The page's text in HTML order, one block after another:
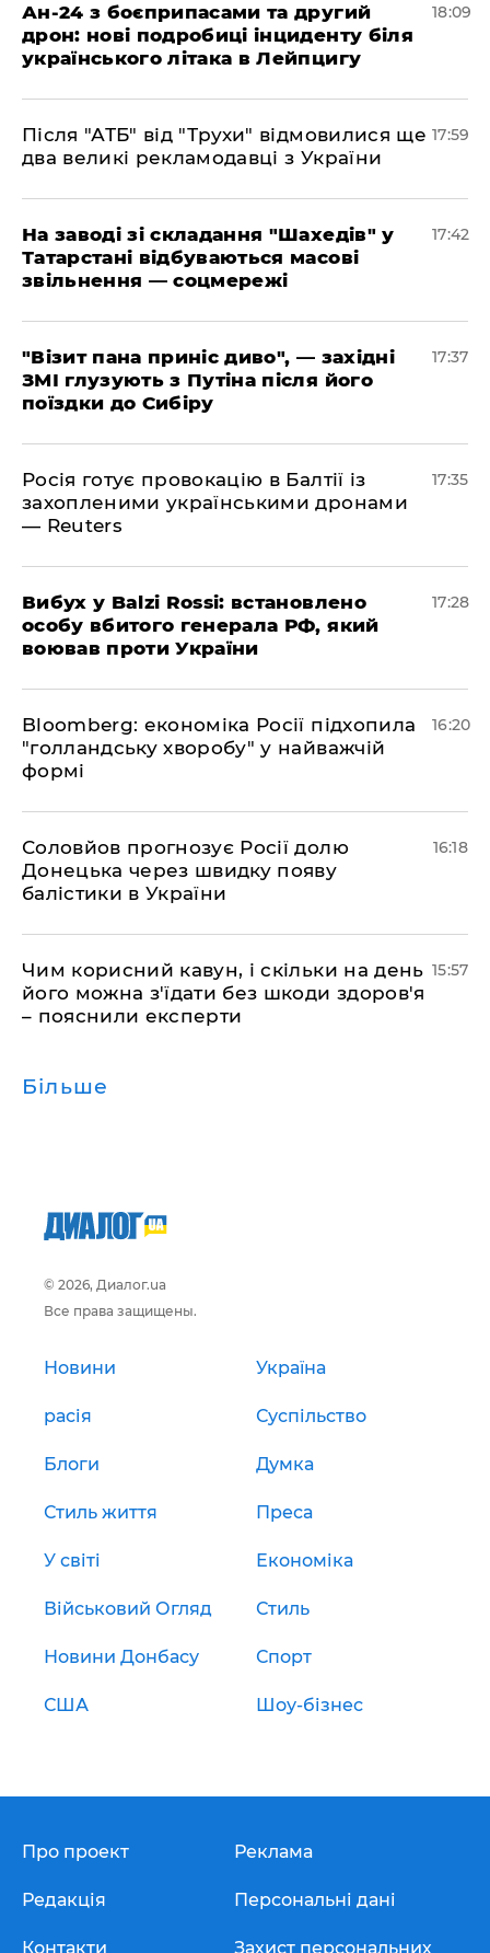
​Ан-24 з боєприпасами та другий
дрон: нові подробиці інциденту біля
українського літака в Лейпцигу
18:09
​Після "АТБ" від "Трухи" відмовилися ще
два великі рекламодавці з України
17:59
​На заводі зі складання "Шахедів" у
Татарстані відбуваються масові
звільнення — соцмережі
17:42
"Візит пана приніс диво", — західні
ЗМІ глузують з Путіна після його
поїздки до Сибіру
17:37
Росія готує провокацію в Балтії із
захопленими українськими дронами
— Reuters
17:35
​Вибух у Balzi Rossi: встановлено
особу вбитого генерала РФ, який
воював проти України
17:28
Bloomberg: економіка Росії підхопила
"голландську хворобу" у найважчій
формі
16:20
Соловйов прогнозує Росії долю
Донецька через швидку появу
балістики в України
16:18
Чим корисний кавун, і скільки на день
його можна з'їдати без шкоди здоров'я
– пояснили експерти
15:57
Більше
© 2026, Диалог.ua
Все права защищены.
Новини Україна
расія Суспільство
Блоги Думка
Стиль життя Преса
У світі Економіка
Військовий Огляд Стиль
Новини Донбасу Спорт
США Шоу-бізнес
Про проект
Редакція
Контакти
Реклама
Персональні дані
Захист персональних